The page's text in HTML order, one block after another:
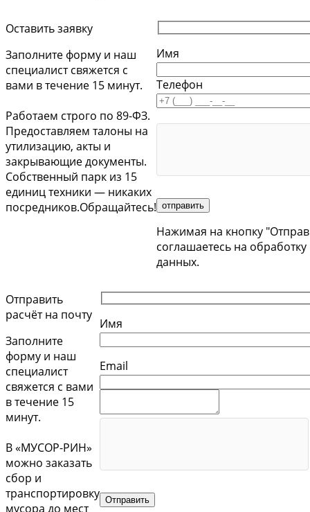
Оставить заявку
Заполните форму и наш
специалист свяжется с
вами в течение 15 минут.
Работаем строго по 89-ФЗ.
Предоставляем талоны на
утилизацию, акты и
закрывающие документы.
Собственный парк из 15
единиц техники — никаких
посредников.Обращайтесь!
Имя
Телефон
Нажимая на кнопку
соглашаетесь на
данных.
Отправить
расчёт на почту
Заполните
форму и наш
специалист
свяжется с вами
в течение 15
минут.
В «МУСОР-РИН»
можно заказать
сбор и
транспортировку
мусора до мест
Имя
Email
Отправить